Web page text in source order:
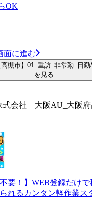
OK
面に進む
槻市】01_重訪_非常勤_日
を見る
式会社 大阪AU_大阪府
要！】WEB登録だけ
れるカンタン軽作業ス